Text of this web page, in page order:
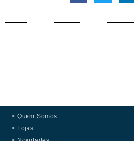
> Quem Somos
> Lojas